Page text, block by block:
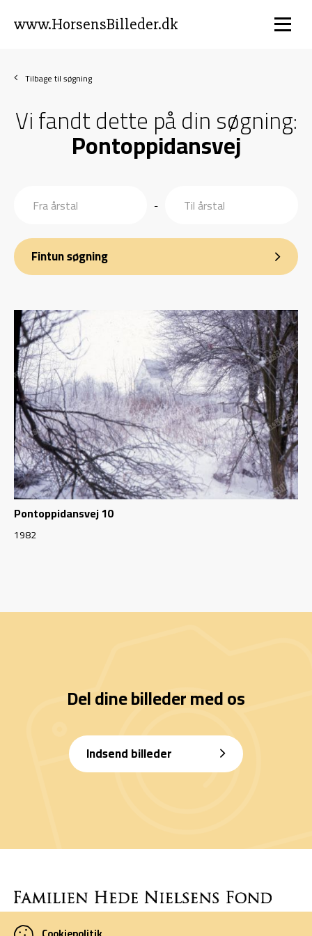
www.HorsensBilleder.dk
Tilbage til søgning
Vi fandt dette på din søgning:
Pontoppidansvej
-
Fintun søgning
Pontoppidansvej 10
1982
Del dine billeder med os
Indsend billeder